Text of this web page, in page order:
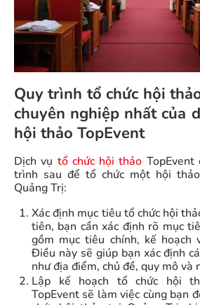
Quy trình tổ chức hội
chuyên nghiệp nhất của
hội thảo TopEvent
Dịch vụ tổ chức hội thảo
trình sau để tổ chức một hội
Quảng Trị:
Xác định mục tiêu tổ chức hội
tiên, bạn cần xác định rõ mục
gồm mục tiêu chính, kế hoạch
Điều này sẽ giúp bạn xác định
như địa điểm, chủ đề, quy mô và
Lập kế hoạch tổ chức hội
TopEvent sẽ làm việc cùng bạn